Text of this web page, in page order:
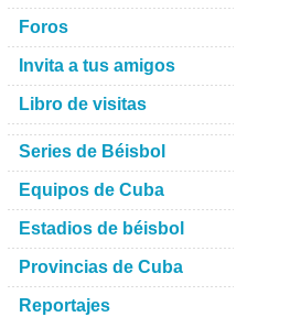
Foros
Invita a tus amigos
Libro de visitas
Series de Béisbol
Equipos de Cuba
Estadios de béisbol
Provincias de Cuba
Reportajes